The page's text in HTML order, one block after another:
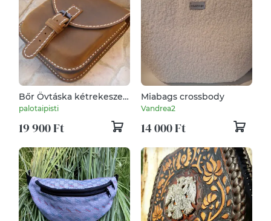
Bőr Övtáska kétrekeszes
"Retro"
palotaipisti
19 900 Ft
Miabags crossbody
Vandrea2
14 000 Ft